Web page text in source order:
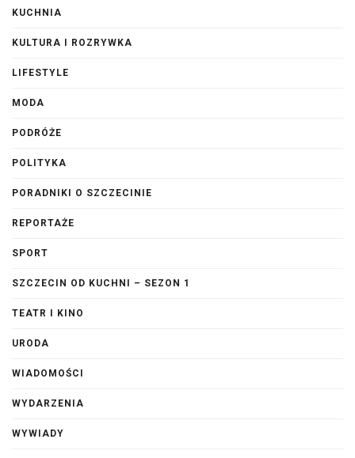
KUCHNIA
KULTURA I ROZRYWKA
LIFESTYLE
MODA
PODRÓŻE
POLITYKA
PORADNIKI O SZCZECINIE
REPORTAŻE
SPORT
SZCZECIN OD KUCHNI – SEZON 1
TEATR I KINO
URODA
WIADOMOŚCI
WYDARZENIA
WYWIADY